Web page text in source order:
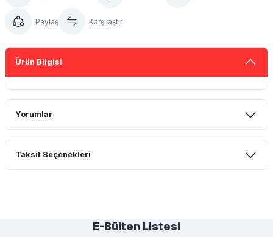
Paylaş Karşılaştır
Ürün Bilgisi
Yorumlar
Bu ürüne ilk yorumu siz yapın!
Taksit Seçenekleri
E-Bülten Listesi